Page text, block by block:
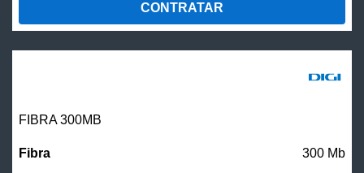
CONTRATAR
FIBRA 300MB
300 Mb